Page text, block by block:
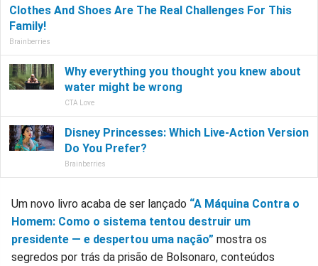
Um novo livro acaba de ser lançado “A Máquina Contra o
Homem: Como o sistema tentou destruir um
presidente — e despertou uma nação” mostra os
segredos por trás da prisão de Bolsonaro, conteúdos